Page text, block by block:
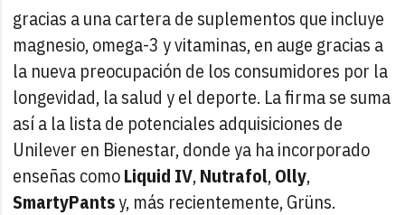
gracias a una cartera de suplementos que incluye
magnesio, omega-3 y vitaminas, en auge gracias a
la nueva preocupación de los consumidores por la
longevidad, la salud y el deporte. La firma se suma
así a la lista de potenciales adquisiciones de
Unilever en Bienestar, donde ya ha incorporado
enseñas comoLiquid IV,Nutrafol,Olly,
SmartyPantsy, más recientemente, Grüns.